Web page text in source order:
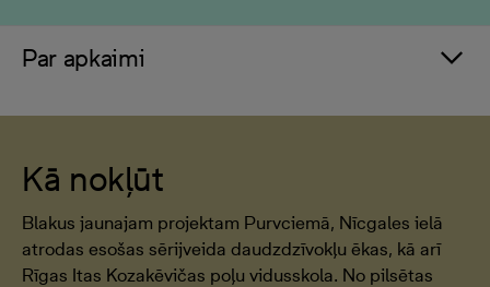
Par apkaimi
Kā nokļūt
Blakus jaunajam projektam Purvciemā, Nīcgales ielā
atrodas esošas sērijveida daudzdzīvokļu ēkas, kā arī
Rīgas Itas Kozakēvičas poļu vidusskola. No pilsētas